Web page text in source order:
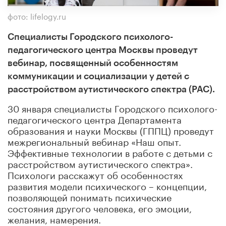
фото: lifelogy.ru
Специалисты Городского психолого-
педагогического центра Москвы проведут
вебинар, посвященный особенностям
коммуникации и социализации у детей с
расстройством аутистического спектра (РАС).
30 января специалисты Городского психолого-
педагогического центра Департамента
образования и науки Москвы (ГППЦ) проведут
межрегиональный вебинар «Наш опыт.
Эффективные технологии в работе с детьми с
расстройством аутистического спектра».
Психологи расскажут об особенностях
развития модели психического – концепции,
позволяющей понимать психические
состояния другого человека, его эмоции,
желания, намерения.